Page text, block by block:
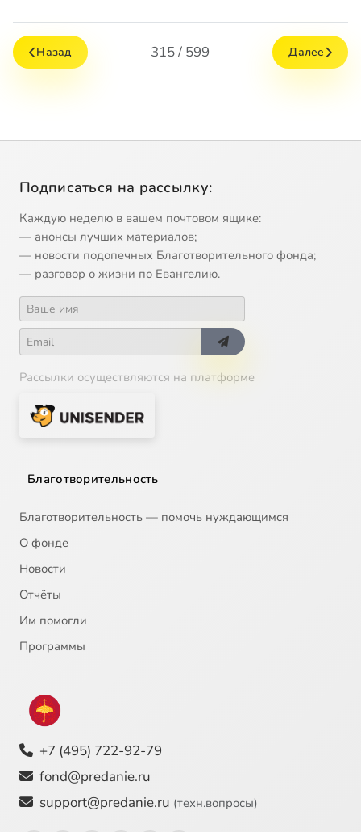
Назад 315 / 599 Далее
Подписаться на рассылку:
Каждую неделю в вашем почтовом ящике:
— анонсы лучших материалов;
— новости подопечных Благотворительного фонда;
— разговор о жизни по Евангелию.
Рассылки осуществляются на платформе
Благотворительность
Благотворительность — помочь нуждающимся
О фонде
Новости
Отчёты
Им помогли
Программы
+7 (495) 722-92-79
fond@predanie.ru
support@predanie.ru (техн.вопросы)